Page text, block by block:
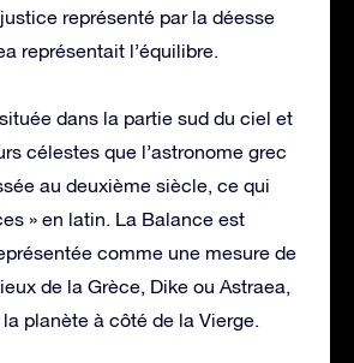
représenté par la déesse
représentait l’équilibre.
dans la partie sud du ciel et
célestes que l’astronome grec
au deuxième siècle, ce qui
» en latin. La Balance est
comme une mesure de
de la Grèce, Dike ou Astraea,
planète à côté de la Vierge.